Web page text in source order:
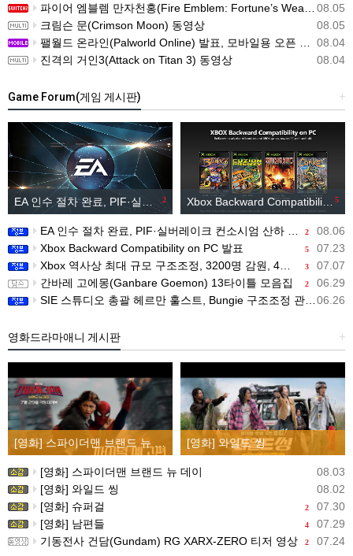
08.05
파이어 엠블렘 만자천홍(Fire Emblem: Fortune’s Weave) 스크린샷과 동영상(한국어 자막)
08.05
크림슨 문(Crimson Moon) 동영상
08.04
팰월드 온라인(Palworld Online) 발표, 모바일용 오픈 월드 멀티플레이 생존 크래프트
08.04
진격의 거인3(Attack on Titan 3) 동영상
+
Game Forum(게임 게시판)
2
EA 인수 절차 완료, PIF·실버레이크 컨소시엄 산하 편입 5
Xbox Backward Compatibility on PC 발표
2 08.06
EA 인수 절차 완료, PIF·실버레이크 컨소시엄 산하 편입
5 07.23
Xbox Backward Compatibility on PC 발표
3 07.07
Xbox 역사상 최대 규모 구조조정, 3200명 감원, 4개 스튜디오 분리
2 06.29
간바레 고에몽(Ganbare Goemon) 13타이틀 모음집
06.26
SIE 스튜디오 총괄 헤르만 훌스트, Bungie 구조조정 관련 직원 메시지 공개
+
영화드라마애니 게시판
[영화] 와일드 씽
08.03
[영화] 스파이더맨 브랜드 뉴 데이
08.02
[영화] 와일드 씽
2 07.30
[영화] 슈퍼걸
4 07.29
[영화] 남편들
2 07.24
기동전사 건담(Gundam) RG XARX-ZERO 티저 영상